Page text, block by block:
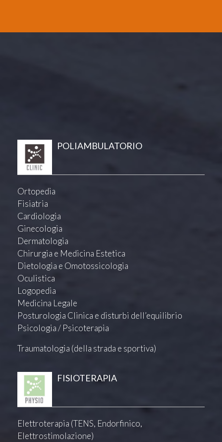
POLIAMBULATORIO
Ortopedia
Fisiatria
Cardiologia
Ginecologia
Dermatologia
Chirurgia e Medicina Estetica
Dietologia e Omotossicologia
Oculistica
Logopedia
Medicina Legale
Posturologia Clinica e disturbi dell’equilibrio
Psicologia / Psicoterapia
Traumatologia (della strada e sportiva)
FISIOTERAPIA
Elettroterapia (TENS, Endorfinico,
Elettrostimolazione)